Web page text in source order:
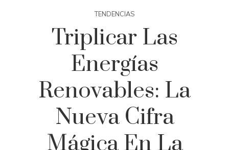
TENDENCIAS
Triplicar Las
Energías
Renovables: La
Nueva Cifra
Mágica En La